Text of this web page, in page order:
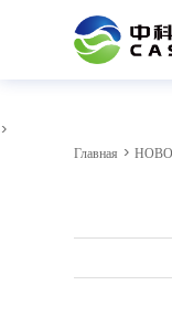
>
Главная >